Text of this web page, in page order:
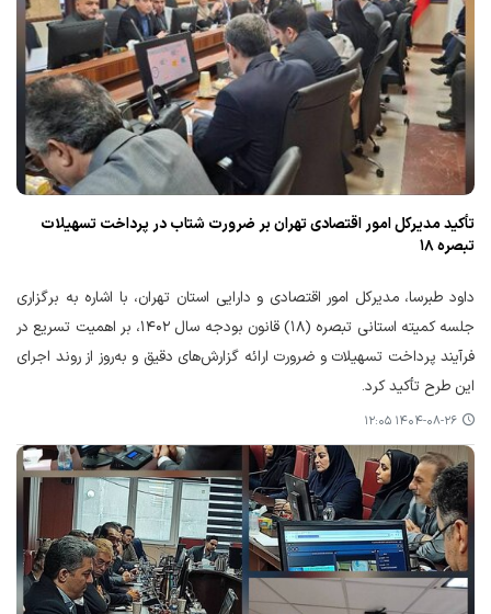
تأکید مدیرکل امور اقتصادی تهران بر ضرورت شتاب در پرداخت تسهیلات
تبصره ۱۸
داود طبرسا، مدیرکل امور اقتصادی و دارایی استان تهران، با اشاره به برگزاری
جلسه کمیته استانی تبصره (۱۸) قانون بودجه سال ۱۴۰۲، بر اهمیت تسریع در
فرآیند پرداخت تسهیلات و ضرورت ارائه گزارش‌های دقیق و به‌روز از روند اجرای
این طرح تأکید کرد.
۱۴۰۴-۰۸-۲۶ ۱۲:۰۵